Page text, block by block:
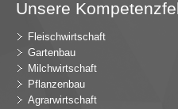
Unsere
Fleischwirtschaft
Gartenbau
Milchwirtschaft
Pflanzenbau
Agrarwirtschaft